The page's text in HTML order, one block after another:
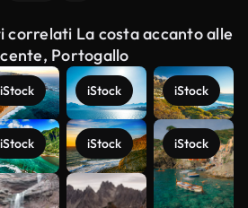
correlati La costa accanto alle
Portogallo
iStock
iStock
iStock
iStock
iStock
iStock